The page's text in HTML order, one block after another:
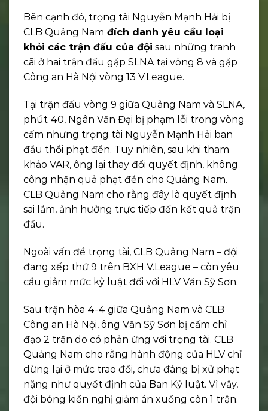
Bên cạnh đó, trọng tài Nguyễn Mạnh Hải bị
CLB Quảng Nam đích danh yêu cầu loại
khỏi các trận đấu của đội sau những tranh
cãi ở hai trận đấu gặp SLNA tại vòng 8 và gặp
Công an Hà Nội vòng 13 V.League.
Tại trận đấu vòng 9 giữa Quảng Nam và SLNA,
phút 40, Ngân Văn Đại bị phạm lỗi trong vòng
cấm nhưng trọng tài Nguyễn Mạnh Hải ban
đầu thổi phạt đền. Tuy nhiên, sau khi tham
khảo VAR, ông lại thay đổi quyết định, không
công nhận quả phạt đền cho Quảng Nam.
CLB Quảng Nam cho rằng đây là quyết định
sai lầm, ảnh hưởng trực tiếp đến kết quả trận
đấu.
Ngoài vấn đề trọng tài, CLB Quảng Nam – đội
đang xếp thứ 9 trên BXH V.League – còn yêu
cầu giảm mức kỷ luật đối với HLV Văn Sỹ Sơn.
Sau trận hòa 4-4 giữa Quảng Nam và CLB
Công an Hà Nội, ông Văn Sỹ Sơn bị cấm chỉ
đạo 2 trận do có phản ứng với trọng tài. CLB
Quảng Nam cho rằng hành động của HLV chỉ
dừng lại ở mức trao đổi, chưa đáng bị xử phạt
nặng như quyết định của Ban Kỷ luật. Vì vậy,
đội bóng kiến nghị giảm án xuống còn 1 trận.